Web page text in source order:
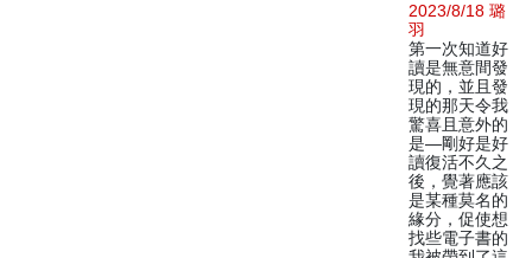
2023/8/18 璐
羽
第一次知道好
讀是無意間發
現的，並且發
現的那天令我
驚喜且意外的
是—剛好是好
讀復活不久之
後，覺著應該
是某種莫名的
緣分，促使想
找些電子書的